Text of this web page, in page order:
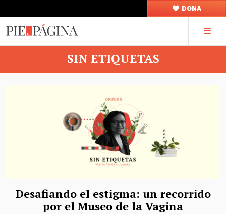
DONA
SIN ETIQUETAS
Desafiando el estigma: un recorrido
por el Museo de la Vagina